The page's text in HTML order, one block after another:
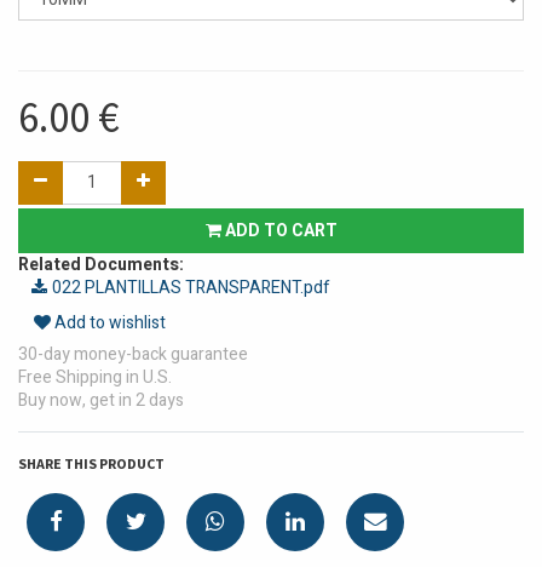
6.00 €
ADD TO CART
Related Documents:
022 PLANTILLAS TRANSPARENT.pdf
Add to wishlist
30-day money-back guarantee
Free Shipping in U.S.
Buy now, get in 2 days
SHARE THIS PRODUCT